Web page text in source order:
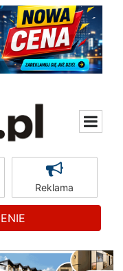
Reklama